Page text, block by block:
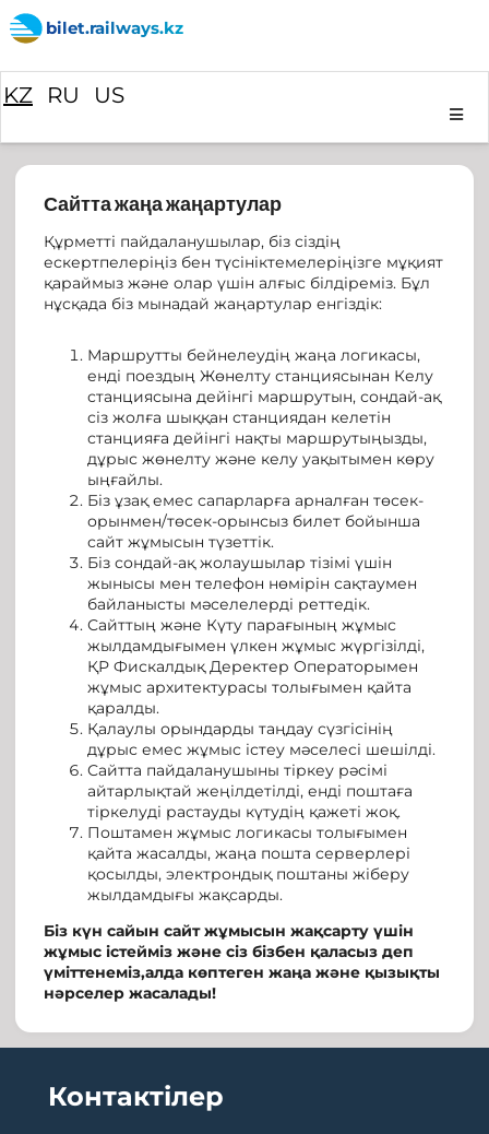
bilet.railways.kz
KZ RU US
Сайтта жаңа жаңартулар
Құрметті пайдаланушылар, біз сіздің
ескертпелеріңіз бен түсініктемелеріңізге мұқият
қараймыз және олар үшін алғыс білдіреміз. Бұл
нұсқада біз мынадай жаңартулар енгіздік:
Маршрутты бейнелеудің жаңа логикасы,
енді поездың Жөнелту станциясынан Келу
станциясына дейінгі маршрутын, сондай-ақ
сіз жолға шыққан станциядан келетін
станцияға дейінгі нақты маршрутыңызды,
дұрыс жөнелту және келу уақытымен көру
ыңғайлы.
Біз ұзақ емес сапарларға арналған төсек-
орынмен/төсек-орынсыз билет бойынша
сайт жұмысын түзеттік.
Біз сондай-ақ жолаушылар тізімі үшін
жынысы мен телефон нөмірін сақтаумен
байланысты мәселелерді реттедік.
Сайттың және Күту парағының жұмыс
жылдамдығымен үлкен жұмыс жүргізілді,
ҚР Фискалдық Деректер Операторымен
жұмыс архитектурасы толығымен қайта
қаралды.
Қалаулы орындарды таңдау сүзгісінің
дұрыс емес жұмыс істеу мәселесі шешілді.
Сайтта пайдаланушыны тіркеу рәсімі
айтарлықтай жеңілдетілді, енді поштаға
тіркелуді растауды күтудің қажеті жоқ.
Поштамен жұмыс логикасы толығымен
қайта жасалды, жаңа пошта серверлері
қосылды, электрондық поштаны жіберу
жылдамдығы жақсарды.
Біз күн сайын сайт жұмысын жақсарту үшін
жұмыс істейміз және сіз бізбен қаласыз деп
үміттенеміз,алда көптеген жаңа және қызықты
нәрселер жасалады!
Контактілер